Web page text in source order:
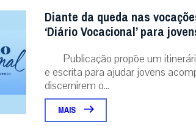
Diante da queda nas
‘Diário Vocacional’ para
Publicação propõe um
e escrita para ajudar jovens
discernirem o...
MAIS